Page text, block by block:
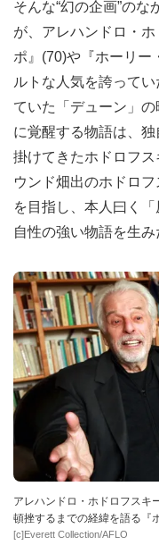
そんな“幻の企画”の
が、アレハンドロ・
ポ』(70)や『ホーリー
ルトな人気を誇って
ていた「デューン」
に覚醒する物語は、
掛けてきたホドロフ
ウンド畑出のホドロ
を目指し、本人曰く
自性の強い物語を生み
アレハンドロ・ホドロフスキ
頓挫するまでの経緯を語る『
[c]Everett Collection/AFLO